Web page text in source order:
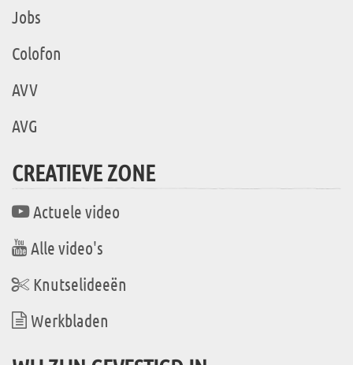
Jobs
Colofon
AVV
AVG
CREATIEVE ZONE
Actuele video
Alle video's
Knutselideeën
Werkbladen